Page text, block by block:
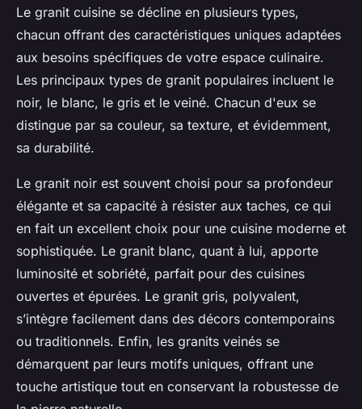
Le granit cuisine se décline en plusieurs types,
chacun offrant des caractéristiques uniques adaptées
aux besoins spécifiques de votre espace culinaire.
Les principaux types de granit populaires incluent le
noir, le blanc, le gris et le veiné. Chacun d'eux se
distingue par sa couleur, sa texture, et évidemment,
sa durabilité.
Le granit noir est souvent choisi pour sa profondeur
élégante et sa capacité à résister aux taches, ce qui
en fait un excellent choix pour une cuisine moderne et
sophistiquée. Le granit blanc, quant à lui, apporte
luminosité et sobriété, parfait pour des cuisines
ouvertes et épurées. Le granit gris, polyvalent,
s’intègre facilement dans des décors contemporains
ou traditionnels. Enfin, les granits veinés se
démarquent par leurs motifs uniques, offrant une
touche artistique tout en conservant la robustesse de